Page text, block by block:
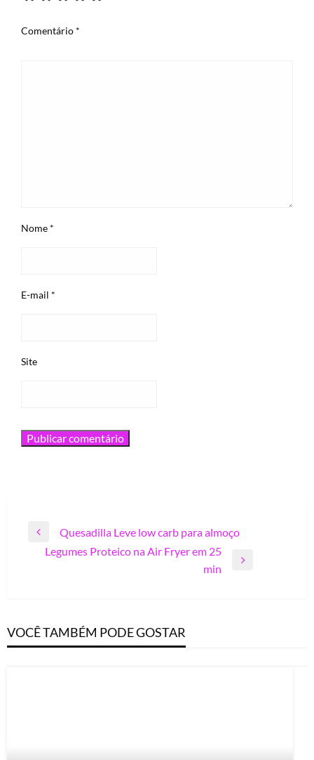
Comentário *
Nome *
E-mail *
Site
Navegação
Previous
Post
Quesadilla Leve low carb para almoço
Legumes Proteico na Air Fryer em 25
min
VOCÊ TAMBÉM PODE GOSTAR